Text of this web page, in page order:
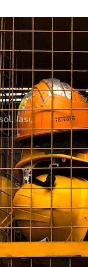
Iasi,